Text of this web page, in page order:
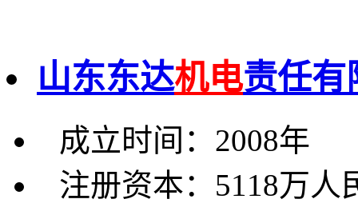
山东东达机电责任有
成立时间：2008年
注册资本：5118万人